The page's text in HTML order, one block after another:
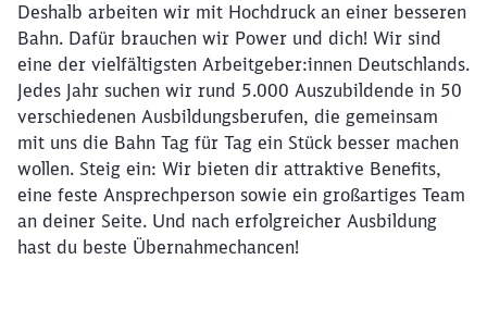
Deshalb arbeiten wir mit Hochdruck an einer besseren
Bahn. Dafür brauchen wir Power und dich! Wir sind
eine der vielfältigsten Arbeitgeber:innen Deutschlands.
Jedes Jahr suchen wir rund 5.000 Auszubildende in 50
verschiedenen Ausbildungsberufen, die gemeinsam
mit uns die Bahn Tag für Tag ein Stück besser machen
wollen. Steig ein: Wir bieten dir attraktive Benefits,
eine feste Ansprechperson sowie ein großartiges Team
an deiner Seite. Und nach erfolgreicher Ausbildung
hast du beste Übernahmechancen!